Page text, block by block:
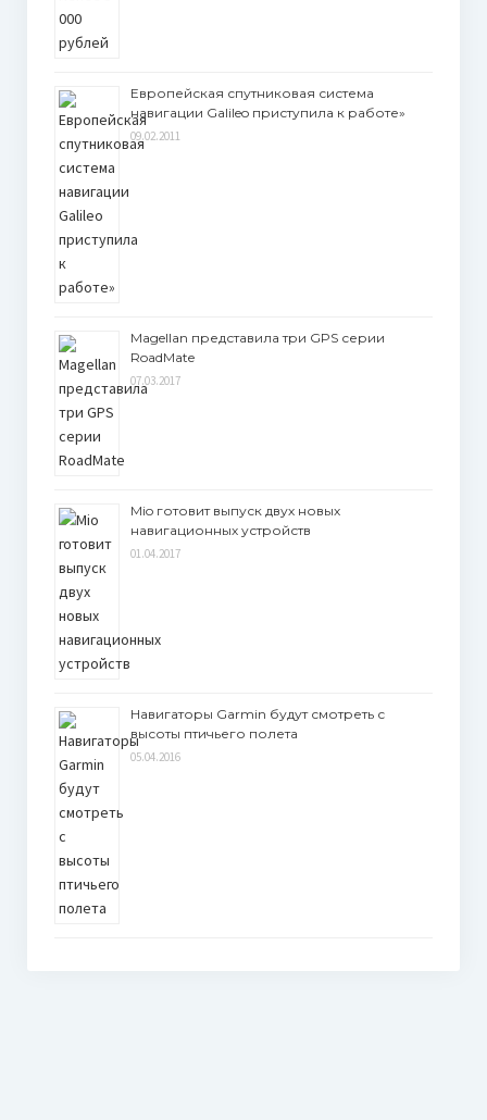
Европейская спутниковая система
навигации Galileo приступила к работе»
09.02.2011
Magellan представила три GPS серии
RoadMate
07.03.2017
Mio готовит выпуск двух новых
навигационных устройств
01.04.2017
Навигаторы Garmin будут смотреть с
высоты птичьего полета
05.04.2016